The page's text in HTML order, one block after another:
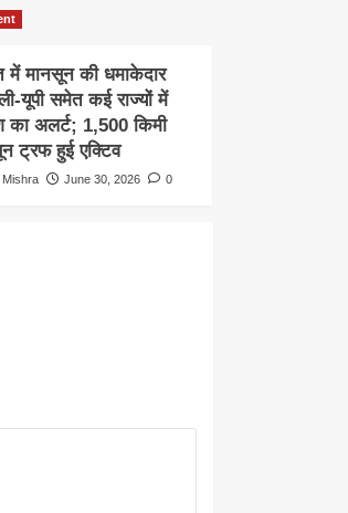
में मानसून की धमाकेदार
यूपी समेत कई राज्यों में
का अलर्ट; 1,500 किमी
ट्रफ हुई एक्टिव
June 30, 2026 0